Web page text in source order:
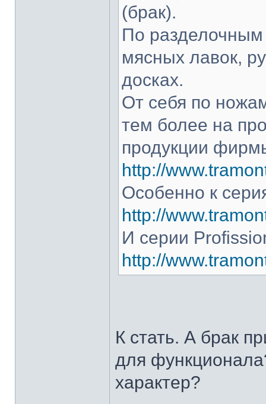
(брак).
По разделочным
мясных лавок,
досках.
От себя по
тем более на
продукции
http://
Особенно к
http://
И серии
http://
К стать. А брак
для
характер?